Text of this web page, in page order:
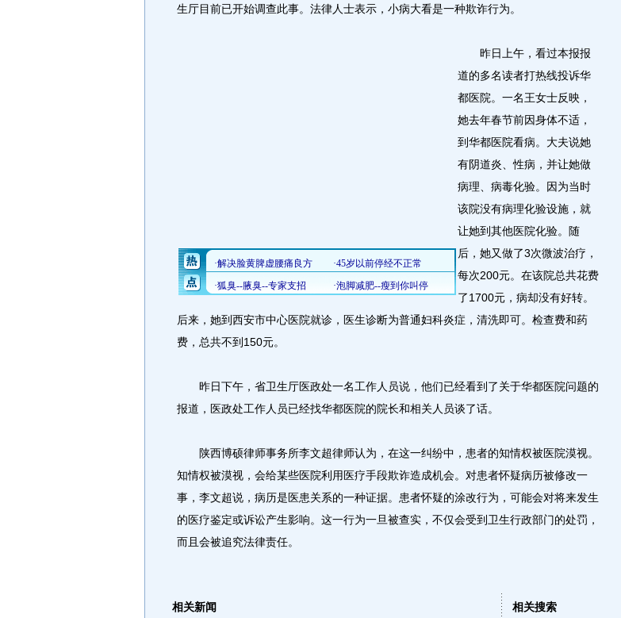
生厅目前已开始调查此事。法律人士表示，小病大看是一种欺诈行为。
昨日上午，看过本报报
道的多名读者打热线投诉华
都医院。一名王女士反映，
她去年春节前因身体不适，
到华都医院看病。大夫说她
有阴道炎、性病，并让她做
病理、病毒化验。因为当时
该院没有病理化验设施，就
让她到其他医院化验。随
后，她又做了3次微波治疗，
每次200元。在该院总共花费
了1700元，病却没有好转。
后来，她到西安市中心医院就诊，医生诊断为普通妇科炎症，清洗即可。检查费和药
费，总共不到150元。
昨日下午，省卫生厅医政处一名工作人员说，他们已经看到了关于华都医院问题的
报道，医政处工作人员已经找华都医院的院长和相关人员谈了话。
陕西博硕律师事务所李文超律师认为，在这一纠纷中，患者的知情权被医院漠视。
知情权被漠视，会给某些医院利用医疗手段欺诈造成机会。对患者怀疑病历被修改一
事，李文超说，病历是医患关系的一种证据。患者怀疑的涂改行为，可能会对将来发生
的医疗鉴定或诉讼产生影响。这一行为一旦被查实，不仅会受到卫生行政部门的处罚，
而且会被追究法律责任。
相关新闻
相关搜索